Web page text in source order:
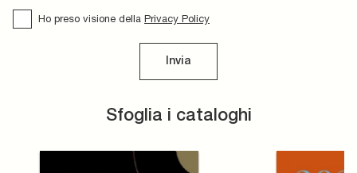
Sfoglia i cataloghi
Ho preso visione della Privacy Policy
Invia